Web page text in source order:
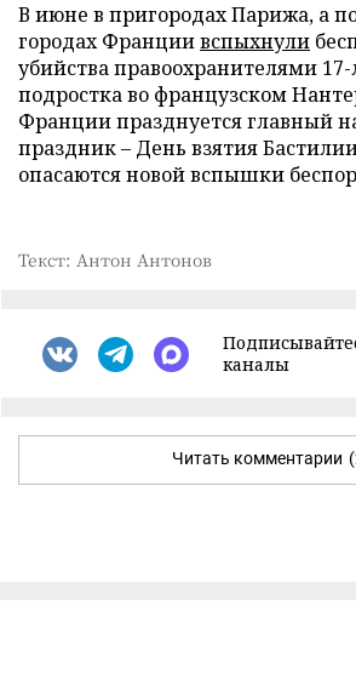
В июне в пригородах Парижа, а
городах Франциивспыхнули
убийства правоохранителями 17-
подростка во французском
Франции празднуется главный
праздник – День взятия
опасаются новой вспышки
Текст: Антон Антонов
каналы
Читать комментарии